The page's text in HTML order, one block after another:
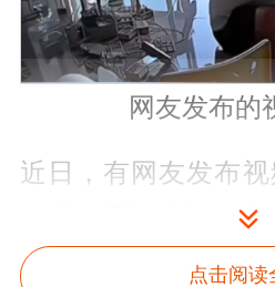
网友发布的
近日，有网友发布视
在没有手机控制的情
走。”视频画面显示
点击阅读